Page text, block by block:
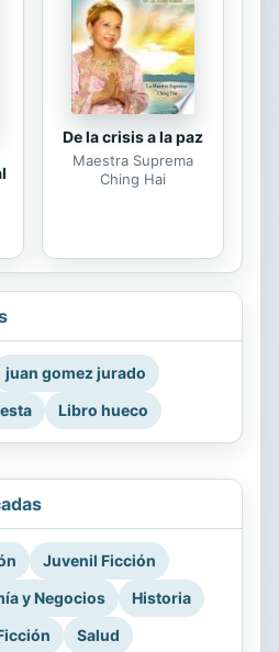
De la crisis a la paz
Maestra Suprema
Ching Hai
juan gomez jurado
Libro hueco
Juvenil Ficción
y Negocios
Historia
Salud